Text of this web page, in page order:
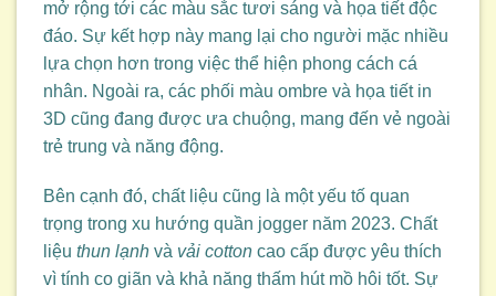
mở rộng tới các màu sắc tươi sáng và họa tiết độc
đáo. Sự kết hợp này mang lại cho người mặc nhiều
lựa chọn hơn trong việc thể hiện phong cách cá
nhân. Ngoài ra, các phối màu ombre và họa tiết in
3D cũng đang được ưa chuộng, mang đến vẻ ngoài
trẻ trung và năng động.
Bên cạnh đó, chất liệu cũng là một yếu tố quan
trọng trong xu hướng quần jogger năm 2023. Chất
liệu thun lạnh và vải cotton cao cấp được yêu thích
vì tính co giãn và khả năng thấm hút mồ hôi tốt. Sự